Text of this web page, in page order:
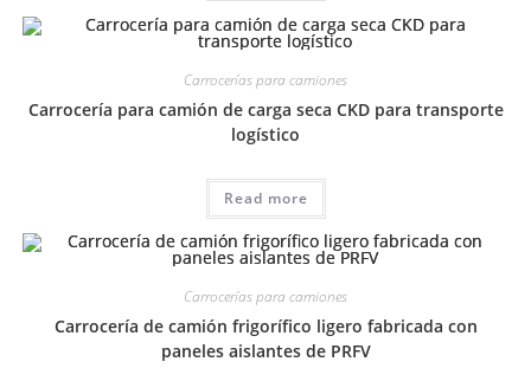
Carrocerías para camiones
Carrocería para camión de carga seca CKD para transporte
logístico
Read more
Carrocerías para camiones
Carrocería de camión frigorífico ligero fabricada con
paneles aislantes de PRFV